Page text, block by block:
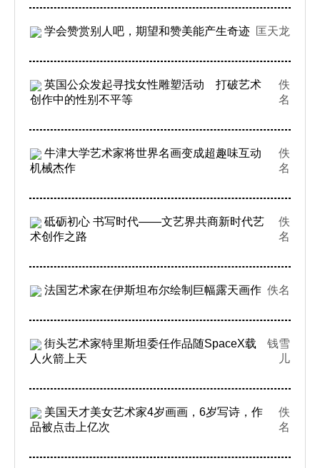
学会赞赏别人吧，期望和赞美能产生奇迹 匡天龙
英国公众发起寻找女性雕塑活动 打破艺术
创作中的性别不平等
佚
名
牛津大学艺术家将世界名画变成超趣味互动
机械杰作
佚
名
砥砺初心 书写时代——文艺界共商新时代艺
术创作之路
佚
名
法国艺术家在伊斯坦布尔绘制巨幅露天画作 佚名
街头艺术家特里斯坦委任作品随SpaceX载
人火箭上天
钱雪
儿
美国天才美女艺术家4岁画画，6岁写诗，作
品被点击上亿次
佚
名